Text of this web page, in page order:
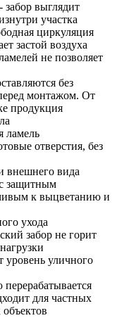
выглядит
участка
циркуляция
застой воздуха
не позволяет
без
монтажом. От
продукция
ламель
отверстия, без
внешнего вида
защитным
к выцветанию и
ухода
забор не горит
уличного
для частных